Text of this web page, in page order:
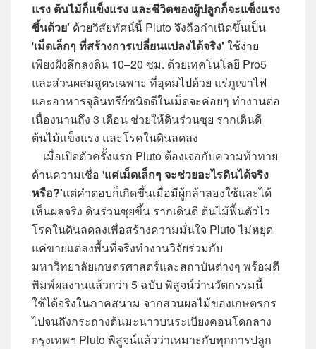
แรง ต้นไม้ก็แข็งแรง และชีวิตของผู้ปลูกก็จะแข็งแรง
ขึ้นด้วย' ด้วยวิสัยทัศน์นี้ Pluto จึงถือกำเนิดขึ้นเป็น
'เม็ดเล็กๆ ที่สร้างการเปลี่ยนแปลงได้จริง' ใช้ง่าย
เพียงฝังลึกลงดิน 10–20 ซม. ด้วยเทคโนโลยี Pro5
และส่วนผสมสูตรเฉพาะ ที่อุดมไปด้วย แร่ภูเขาไฟ
และอาหารจุลินทรีย์ชนิดดีในเม็ดจะค่อยๆ ทำงานต่อ
เนื่องนานถึง 3 เดือน ช่วยให้ดินร่วนซุย รากเดินดี
ต้นไม้แข็งแรง และโรคในดินลดลง
เมื่อเปิดตัวครั้งแรก Pluto ต้องเจอกับความท้าทาย
ด้านความเชื่อ 'แค่เม็ดเล็กๆ จะช่วยอะไรดินได้จริง
หรือ?'แต่คำตอบก็เกิดขึ้นเมื่อมีผู้กล้าลองใช้และได้
เห็นผลจริง ดินร่วนซุยขึ้น รากเดินดี ต้นไม้ฟื้นตัวไว
โรคในดินลดลงเพื่อสร้างความมั่นใจ Pluto ไม่หยุด
แค่ขายแต่ลงพื้นที่จริงทำงานวิจัยร่วมกับ
มหาวิทยาลัยเกษตรศาสตร์และสถาบันต่างๆ พร้อมตี
พิมพ์ผลงานแล้วกว่า 5 ฉบับ พิสูจน์ว่านวัตกรรมนี้
ใช้ได้จริงในภาคสนาม จากสวนผลไม้ของเกษตรกร
ไปจนถึงกระถางต้นมะนาวบนระเบียงคอนโดกลาง
กรุงเทพฯ Pluto พิสูจน์แล้วว่าเหมาะกับทุกการปลูก